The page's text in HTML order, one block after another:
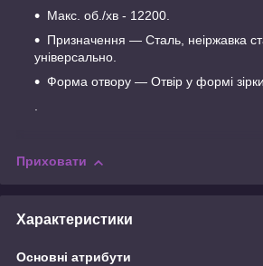
Макс. об./хв - 12200.
Призначення — Сталь, неіржавка
універсально.
Форма отвору — Отвір у формі
.
Приховати
Характеристики
Основні атрибути